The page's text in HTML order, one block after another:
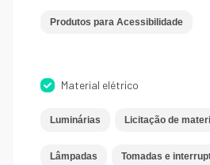
Produtos para Acessibilidade
Material elétrico
Luminárias Licitação de
Lâmpadas Tomadas e